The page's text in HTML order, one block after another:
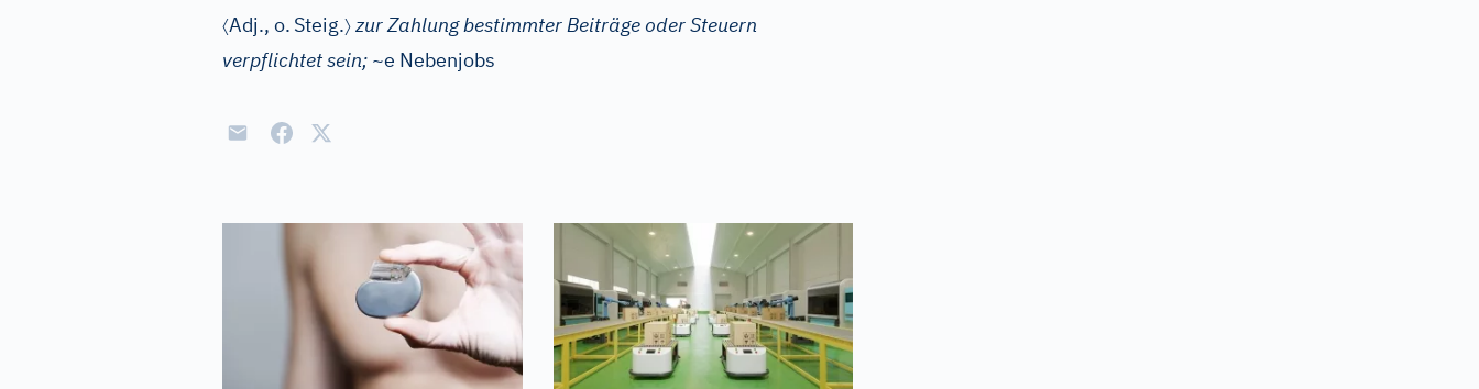
〈Adj., o. Steig.〉zur Zahlung bestimmter Beiträge oder Steuern
verpflichtet sein; ~e Nebenjobs